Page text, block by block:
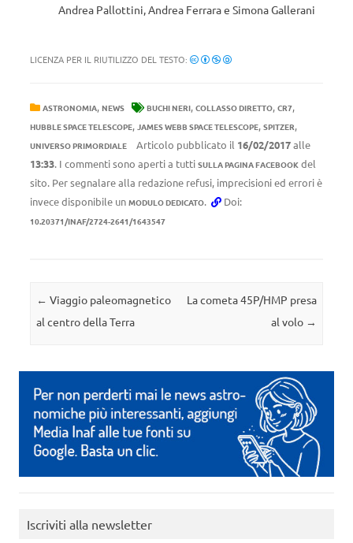
Andrea Pallottini, Andrea Ferrara e Simona Gallerani
LICENZA PER IL RIUTILIZZO DEL TESTO:
ASTRONOMIA, NEWS BUCHI NERI, COLLASSO DIRETTO, CR7,
HUBBLE SPACE TELESCOPE, JAMES WEBB SPACE TELESCOPE, SPITZER,
UNIVERSO PRIMORDIALE Articolo pubblicato il 16/02/2017alle
13:33. I commenti sono aperti a tutti SULLA PAGINA FACEBOOK del
sito. Per segnalare alla redazione refusi, imprecisioni ed errori è
invece disponibile un MODULO DEDICATO. Doi:
10.20371/INAF/2724-2641/1643547
Navigazione articolo
← Viaggio paleomagnetico
al centro della Terra
La cometa 45P/HMP presa
al volo →
Iscriviti alla newsletter